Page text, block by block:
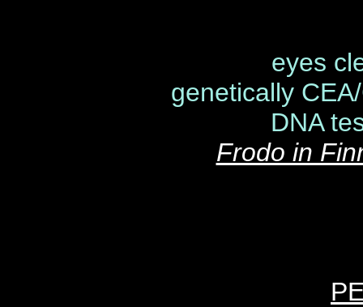
eyes
genetically
DNA
Frodo in